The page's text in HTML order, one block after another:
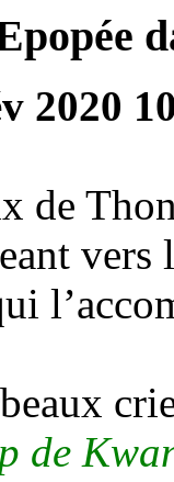
2020
de
vers
de